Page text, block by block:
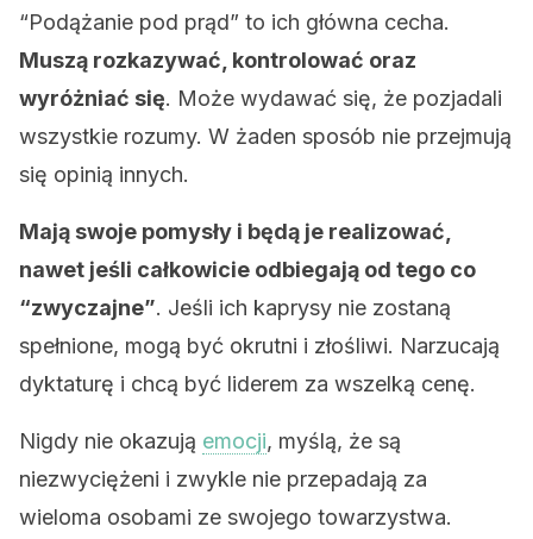
“Podążanie pod prąd” to ich główna cecha.
Muszą rozkazywać, kontrolować oraz
wyróżniać się. Może wydawać się, że pozjadali
wszystkie rozumy. W żaden sposób nie przejmują
się opinią innych.
Mają swoje pomysły i będą je realizować,
nawet jeśli całkowicie odbiegają od tego co
“zwyczajne”. Jeśli ich kaprysy nie zostaną
spełnione, mogą być okrutni i złośliwi. Narzucają
dyktaturę i chcą być liderem za wszelką cenę.
Nigdy nie okazują emocji, myślą, że są
niezwyciężeni i zwykle nie przepadają za
wieloma osobami ze swojego towarzystwa.